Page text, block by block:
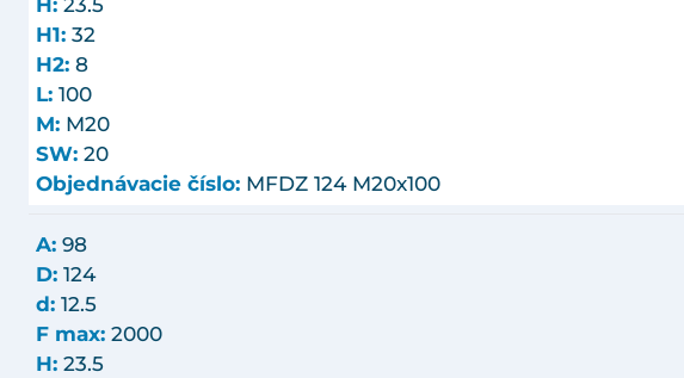
H1: 32
H2: 8
L: 100
M: M20
SW: 20
Objednávacie číslo: MFDZ 124 M20x100
A: 98
D: 124
d: 12.5
F max: 2000
H: 23.5